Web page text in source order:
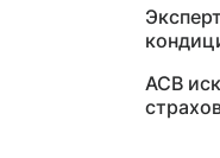
АСВ